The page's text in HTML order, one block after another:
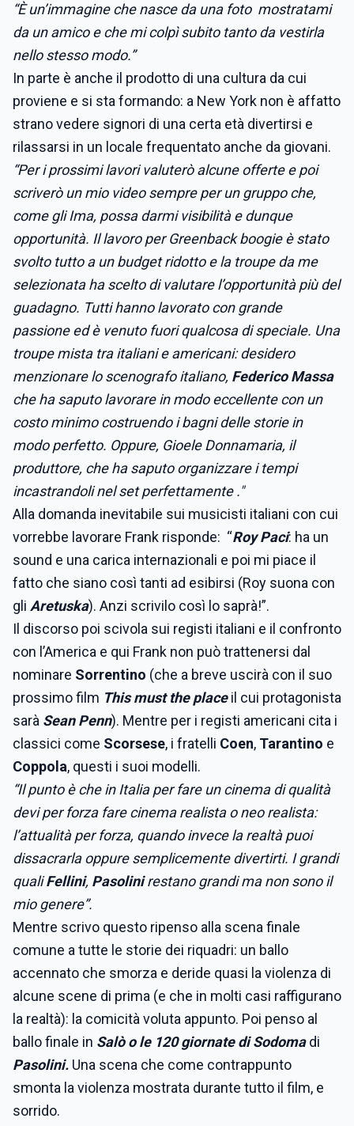
“È un’immagine che nasce da una foto mostratami
da un amico e che mi colpì subito tanto da vestirla
nello stesso modo.”
In parte è anche il prodotto di una cultura da cui
proviene e si sta formando: a New York non è affatto
strano vedere signori di una certa età divertirsi e
rilassarsi in un locale frequentato anche da giovani.
“Per i prossimi lavori valuterò alcune offerte e poi
scriverò un mio video sempre per un gruppo che,
come gli Ima, possa darmi visibilità e dunque
opportunità. Il lavoro per Greenback boogie è stato
svolto tutto a un budget ridotto e la troupe da me
selezionata ha scelto di valutare l’opportunità più del
guadagno. Tutti hanno lavorato con grande
passione ed è venuto fuori qualcosa di speciale. Una
troupe mista tra italiani e americani: desidero
menzionare lo scenografo italiano, Federico Massa
che ha saputo lavorare in modo eccellente con un
costo minimo costruendo i bagni delle storie in
modo perfetto. Oppure, Gioele Donnamaria, il
produttore, che ha saputo organizzare i tempi
incastrandoli nel set perfettamente ."
Alla domanda inevitabile sui musicisti italiani con cui
vorrebbe lavorare Frank risponde: “Roy Paci: ha un
sound e una carica internazionali e poi mi piace il
fatto che siano così tanti ad esibirsi (Roy suona con
gli Aretuska). Anzi scrivilo così lo saprà!”.
Il discorso poi scivola sui registi italiani e il confronto
con l’America e qui Frank non può trattenersi dal
nominare Sorrentino (che a breve uscirà con il suo
prossimo film This must the place il cui protagonista
sarà Sean Penn). Mentre per i registi americani cita i
classici come Scorsese, i fratelli Coen, Tarantino e
Coppola, questi i suoi modelli.
“Il punto è che in Italia per fare un cinema di qualità
devi per forza fare cinema realista o neo realista:
l’attualità per forza, quando invece la realtà puoi
dissacrarla oppure semplicemente divertirti. I grandi
qualiFellini, Pasolinirestano grandi ma non sono il
mio genere”.
Mentre scrivo questo ripenso alla scena finale
comune a tutte le storie dei riquadri: un ballo
accennato che smorza e deride quasi la violenza di
alcune scene di prima (e che in molti casi raffigurano
la realtà): la comicità voluta appunto. Poi penso al
ballo finale in Salò o le 120 giornate di Sodomadi
Pasolini. Una scena che come contrappunto
smonta la violenza mostrata durante tutto il film, e
sorrido.